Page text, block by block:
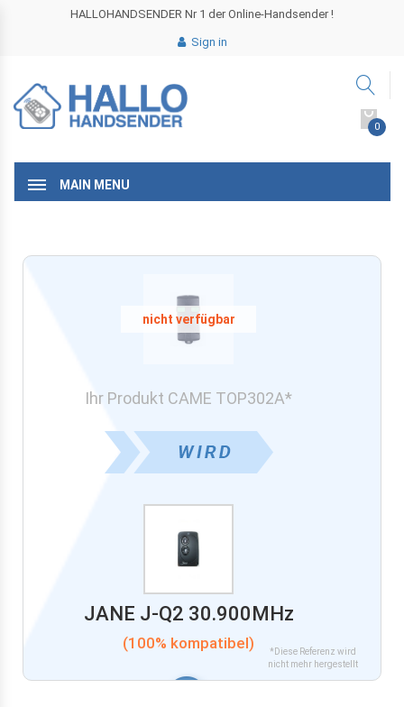
HALLOHANDSENDER Nr 1 der Online-Handsender !
Sign in
0
MAIN MENU
Ihr Produkt CAME TOP302A*
JANE J-Q2 30.900MHz
(100% kompatibel)
*Diese Referenz wird
nicht mehr hergestellt